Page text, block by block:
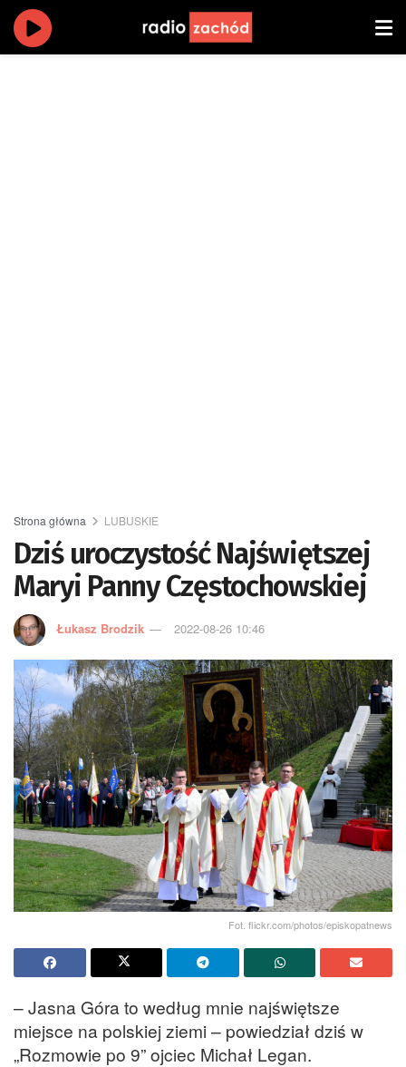
Strona główna LUBUSKIE
Dziś uroczystość Najświętszej
Maryi Panny Częstochowskiej
Łukasz Brodzik 2022-08-26 10:46
Fot. flickr.com/photos/episkopatnews
– Jasna Góra to według mnie najświętsze
miejsce na polskiej ziemi – powiedział dziś w
„Rozmowie po 9” ojciec Michał Legan.